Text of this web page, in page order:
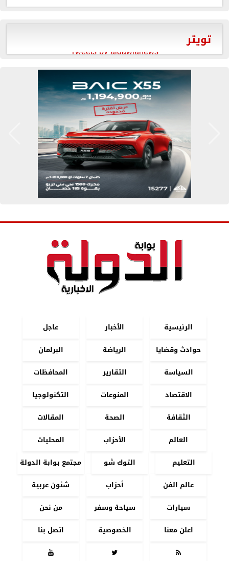
تويتر
Tweets by aldawlanews
الرئيسية الأخبار
عاجل
حوادث وقضايا
الرياضة
البرلمان
السياسة
التقارير
المحافظات
الاقتصاد
المنوعات
التكنولوجيا
الثقافة
الصحة
المقالات
العالم
الأحزاب
المحليات
التعليم
التوك شو
مجتمع بوابة الدولة
عالم الفن
أحزاب
شئون عربية
سيارات
سياحة وسفر
من نحن
اعلن معنا
الخصوصية
اتصل بنا


